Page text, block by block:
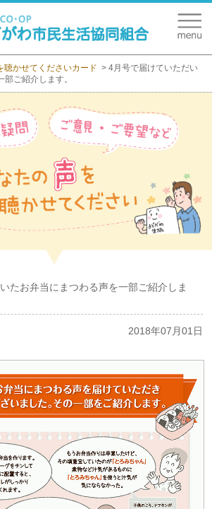
聴かせてくださいカード
4月号で届けていただい
ご紹介します。
たお弁当にまつわる声を一部ご紹介しま
2018年07月01日